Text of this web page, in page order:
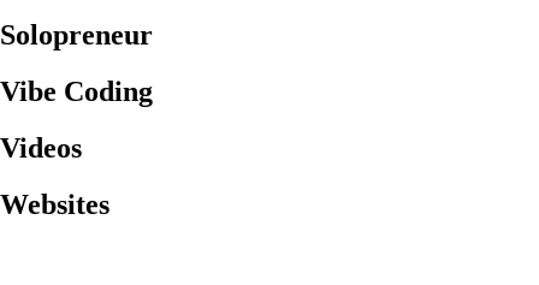
Solopreneur
Vibe Coding
Videos
Websites